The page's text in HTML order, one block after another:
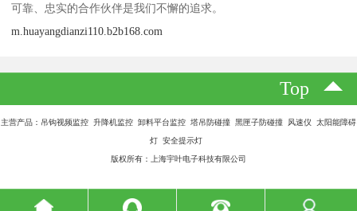
可靠、忠实的合作伙伴是我们不懈的追求。
m.huayangdianzi110.b2b168.com
Top
主营产品：吊钩视频监控 升降机监控 卸料平台监控 塔吊防碰撞 黑匣子防碰撞 风速仪 太阳能障碍
灯 安全提示灯
版权所有：上海宇叶电子科技有限公司